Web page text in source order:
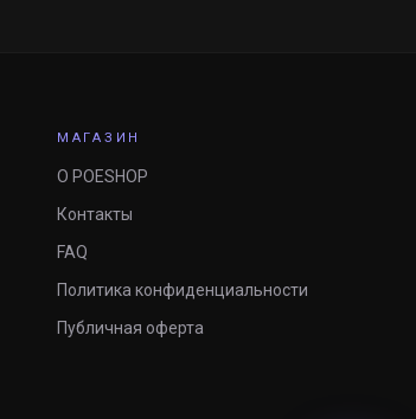
МАГАЗИН
О POESHOP
Контакты
FAQ
Политика конфиденциальности
Публичная оферта